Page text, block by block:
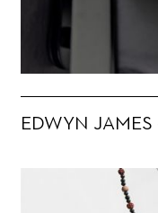
EDWYN